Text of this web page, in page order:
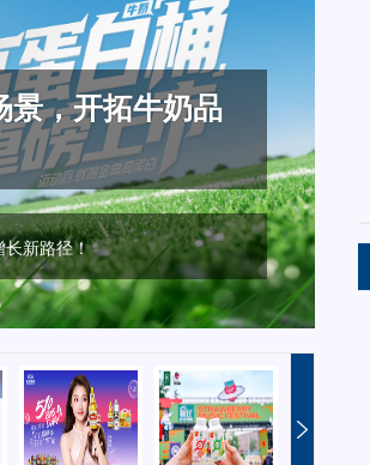
景，开拓牛奶品
长新路径！
牛专业乳品引
创新趋势！
年品牌龙角散西
势破圈！
历届510如何
塑国民品牌声
五纵横六点连线”重塑国民品
珠酸奶”潜力新